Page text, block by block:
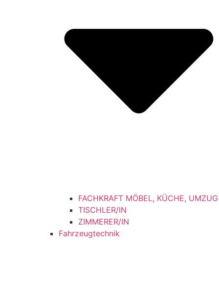
FACHKRAFT MÖBEL, KÜCHE, UMZUG
TISCHLER/IN
ZIMMERER/IN
Fahrzeugtechnik